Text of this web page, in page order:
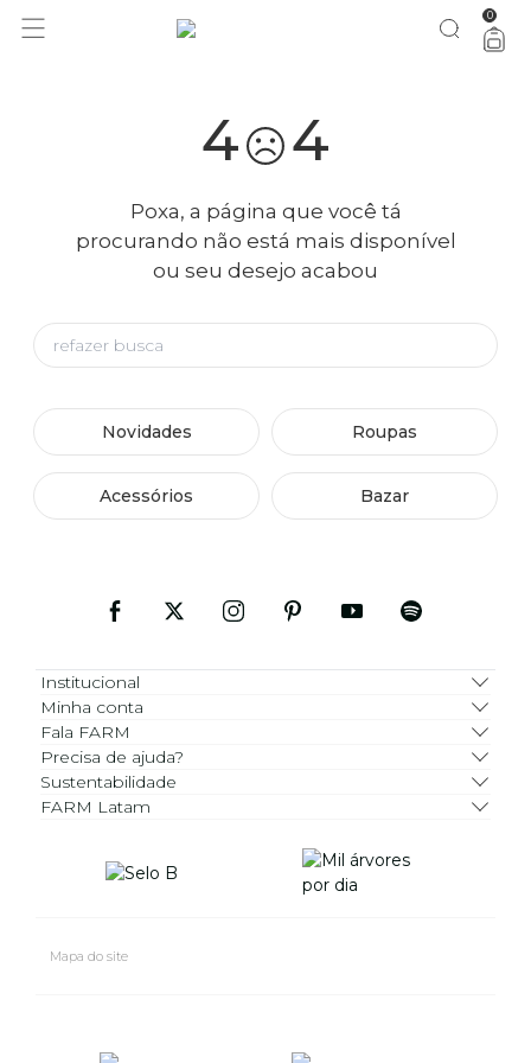
0
4 4
Poxa, a página que você tá
procurando não está mais disponível
ou seu desejo acabou
Novidades Roupas
Acessórios Bazar
Institucional
Minha conta
Fala FARM
Precisa de ajuda?
Sustentabilidade
FARM Latam
Mapa do site